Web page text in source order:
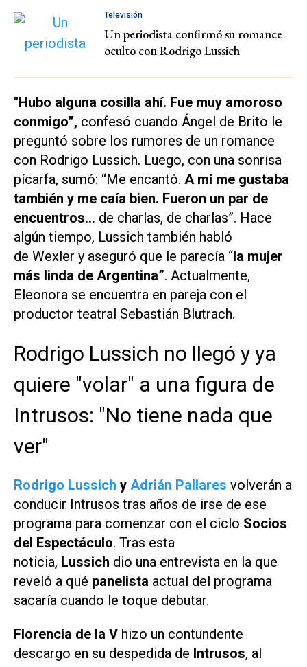
Televisión
Un periodista confirmó su romance
oculto con Rodrigo Lussich
"Hubo alguna cosilla ahí. Fue muy amoroso
conmigo”, confesó cuando Ángel de Brito le
preguntó sobre los rumores de un romance
con Rodrigo Lussich. Luego, con una sonrisa
pícarfa, sumó: “Me encantó. A mí me gustaba
también y me caía bien. Fueron un par de
encuentros... de charlas, de charlas”. Hace
algún tiempo, Lussich también habló
de Wexler y aseguró que le parecía “la mujer
más linda de Argentina”. Actualmente,
Eleonora se encuentra en pareja con el
productor teatral Sebastián Blutrach.
Rodrigo Lussich no llegó y ya
quiere "volar" a una figura de
Intrusos: "No tiene nada que
ver"
Rodrigo Lussich y Adrián Pallares volverán a
conducir Intrusos tras años de irse de ese
programa para comenzar con el ciclo Socios
del Espectáculo. Tras esta
noticia, Lussich dio una entrevista en la que
reveló a qué panelista actual del programa
sacaría cuando le toque debutar.
Florencia de la V hizo un contundente
descargo en su despedida de Intrusos, al